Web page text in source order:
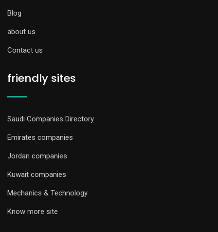
Blog
about us
Contact us
friendly sites
Saudi Companies Directory
Emirates companies
Jordan companies
Kuwait companies
Mechanics & Technology
Know more site